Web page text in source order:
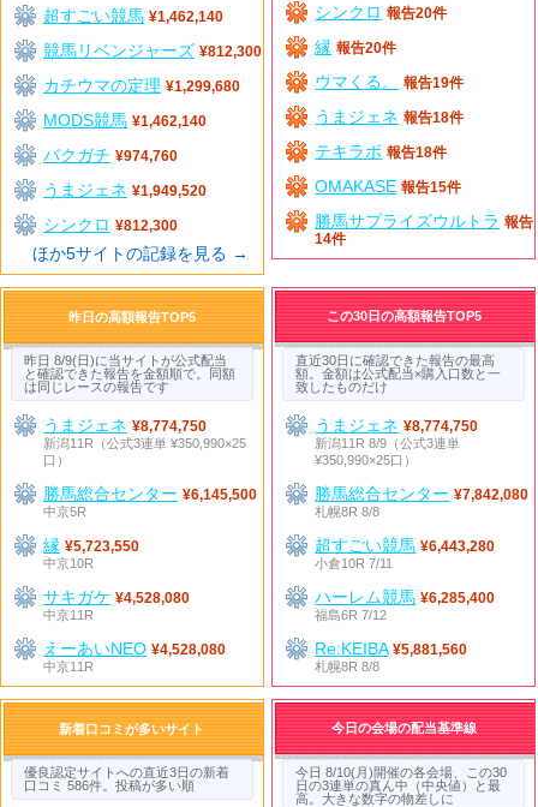
超すごい競馬 ¥1,462,140
競馬リベンジャーズ ¥812,300
カチウマの定理 ¥1,299,680
MODS競馬 ¥1,462,140
バクガチ ¥974,760
うまジェネ ¥1,949,520
シンクロ ¥812,300
ほか5サイトの記録を見る →
シンクロ 報告20件
縁 報告20件
ウマくる。 報告19件
うまジェネ 報告18件
テキラボ 報告18件
OMAKASE 報告15件
勝馬サプライズウルトラ 報告
14件
昨日の高額報告TOP5
昨日 8/9(日)に当サイトが公式配当
と確認できた報告を金額順で。同額
は同じレースの報告です
うまジェネ ¥8,774,750
新潟11R（公式3連単 ¥350,990×25
口）
勝馬総合センター ¥6,145,500
中京5R
縁 ¥5,723,550
中京10R
サキガケ ¥4,528,080
中京11R
えーあいNEO ¥4,528,080
中京11R
この30日の高額報告TOP5
直近30日に確認できた報告の最高
額。金額は公式配当×購入口数と一
致したものだけ
うまジェネ ¥8,774,750
新潟11R 8/9（公式3連単
¥350,990×25口）
勝馬総合センター ¥7,842,080
札幌8R 8/8
超すごい競馬 ¥6,443,280
小倉10R 7/11
ハーレム競馬 ¥6,285,400
福島6R 7/12
Re:KEIBA ¥5,881,560
札幌8R 8/8
新着口コミが多いサイト
優良認定サイトへの直近3日の新着
口コミ 586件。投稿が多い順
今日の会場の配当基準線
今日 8/10(月)開催の各会場、この30
日の3連単の真ん中（中央値）と最
高。大きな数字の物差しに